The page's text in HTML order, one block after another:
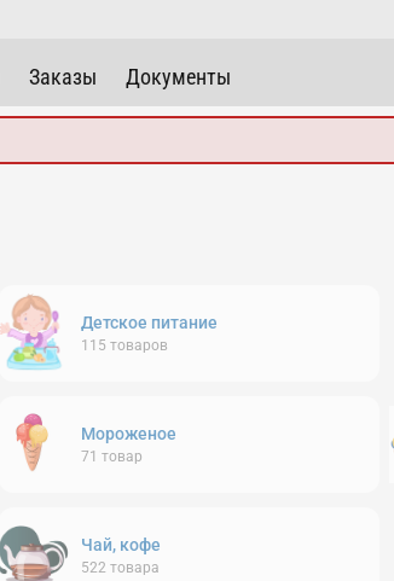
Заказы Документы
Детское питание
115 товаров
Мороженое
71 товар
Чай, кофе
522 товара